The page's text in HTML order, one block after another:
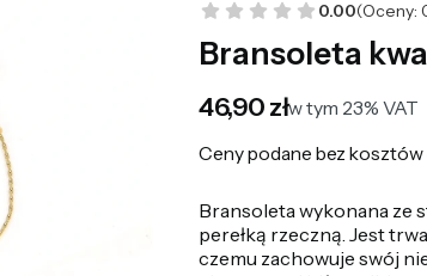
0.00(Oceny:
Bransoleta
Cena
46,90 złw tym 23% VAT
w tym 23% VAT
Ceny podane bez kosztów
Bransoleta wykonana ze
perełką rzeczną. Jest
czemu zachowuje swój